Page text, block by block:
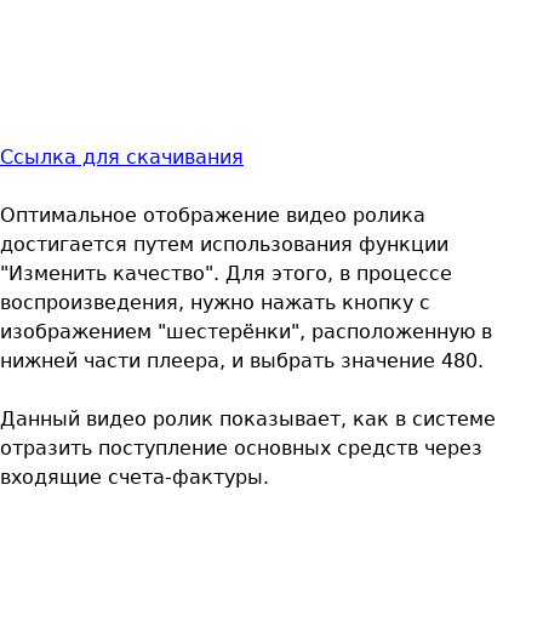
Ссылка для скачивания
Оптимальное отображение видео ролика
достигается путем использования функции
"Изменить качество". Для этого, в процессе
воспроизведения, нужно нажать кнопку с
изображением "шестерёнки", расположенную в
нижней части плеера, и выбрать значение 480.
Данный видео ролик показывает, как в системе
отразить поступление основных средств через
входящие счета-фактуры.